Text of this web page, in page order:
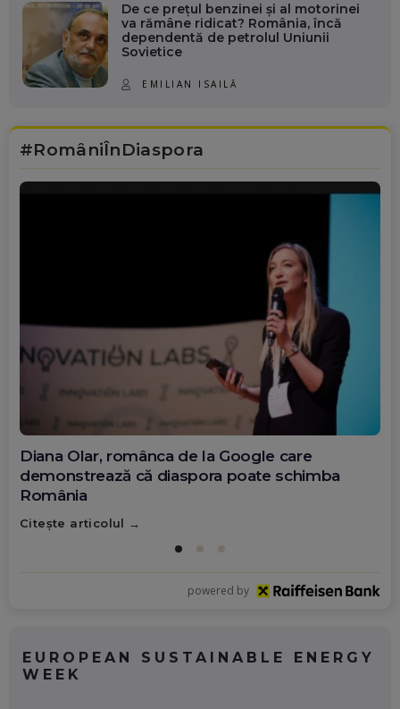
De ce prețul benzinei și al motorinei
va rămâne ridicat? România, încă
dependentă de petrolul Uniunii
Sovietice
EMILIAN ISAILĂ
#RomâniÎnDiaspora
Diana Olar, românca de la Google care
demonstrează că diaspora poate schimba
România
Citește articolul
powered by
EUROPEAN SUSTAINABLE ENERGY
WEEK